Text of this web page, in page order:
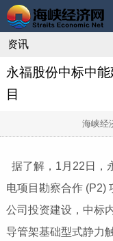
资讯
永福股份中标中
目
海峡经
据了解，1月22日，
电项目勘察合作 (P2)
公司投资建设，中标
导管架基础型式静力